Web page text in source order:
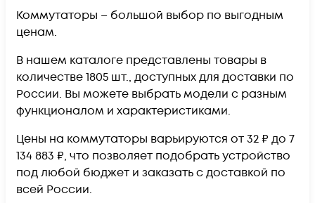
Коммутаторы – большой выбор по выгодным
ценам.
В нашем каталоге представлены товары в
количестве 1805 шт., доступных для доставки по
России. Вы можете выбрать модели с разным
функционалом и характеристиками.
Цены на коммутаторы варьируются от 32 ₽ до 7
134 883 ₽, что позволяет подобрать устройство
под любой бюджет и заказать с доставкой по
всей России.